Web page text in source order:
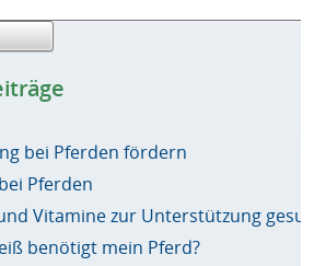
bei Pferden fördern
Pferden
Vitamine zur Unterstützung
benötigt mein Pferd?